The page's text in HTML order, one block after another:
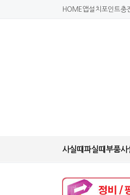
HOME 앱설치 포인트충
사실때파실때 부품사